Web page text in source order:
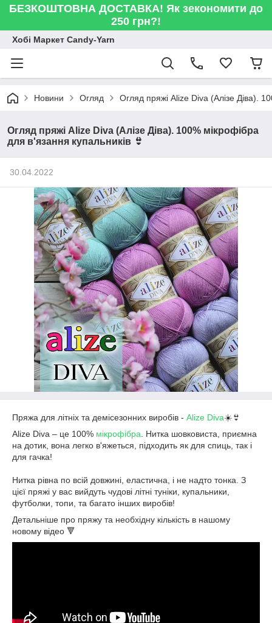
БЕЗКОШТОВНА ДОСТАВКА! Як зекономити до
250 грн?!
Хобі Маркет Candy-Yarn
Новини Огляд Огляд пряжі Alize Diva (Алізе Діва).
Огляд пряжі Alize Diva (Алізе Діва). 100% мікрофібра
для в'язання купальників 👙
30.04.2022
Пряжа для літніх та демісезонних виробів - Alize Diva☀️👙
Alize Diva – це 100% мікрофібра . Нитка шовковиста, приємна
на дотик, вона легко в'яжеться, підходить як для спиць, так і
для гачка!
Нитка рівна по всій довжині, еластична, і не надто тонка. З
цієї пряжі у вас вийдуть чудові літні туніки, купальники,
футболки, топи, та багато інших виробів!
Детальніше про пряжу та необхідну кількість в нашому
новому відео 🔻